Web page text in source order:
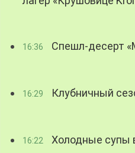
16:36 Спешл-десерт
16:29 Клубничный
16:22 Холодные супы